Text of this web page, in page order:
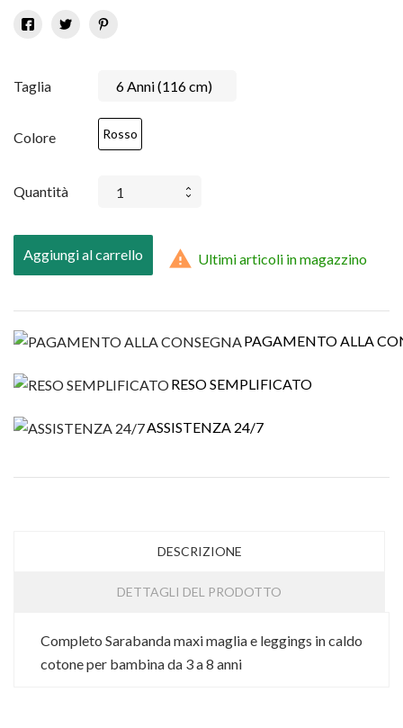
Taglia
Colore Rosso
Quantità
Aggiungi al carrello  Ultimi articoli in magazzino
PAGAMENTO ALLA
RESO SEMPLIFICATO
ASSISTENZA 24/7
DESCRIZIONE
DETTAGLI DEL PRODOTTO
Completo Sarabanda maxi maglia e leggings in caldo
cotone per bambina da 3 a 8 anni